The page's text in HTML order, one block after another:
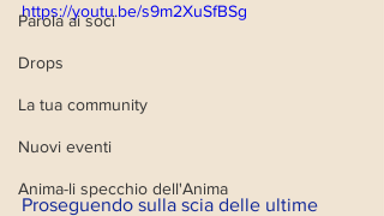
Parola ai soci
Drops
La tua community
Nuovi eventi
Anima-li specchio dell'Anima
https://youtu.be/s9m2XuSfBSg
Proseguendo sulla scia delle ultime